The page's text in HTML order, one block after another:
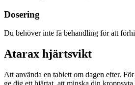
Dosering
Du behöver inte få behandling för att
Atarax hjärtsvikt
Att använda en tablett om dagen efter.